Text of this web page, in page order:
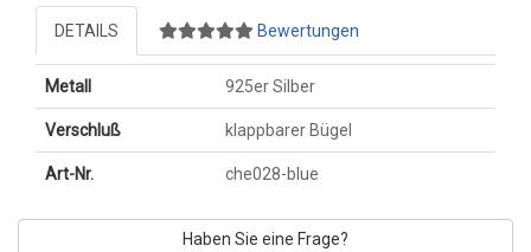
DETAILS Bewertungen
Metall 925er Silber
Verschluß klappbarer Bügel
Art-Nr. che028-blue
Haben Sie eine Frage?